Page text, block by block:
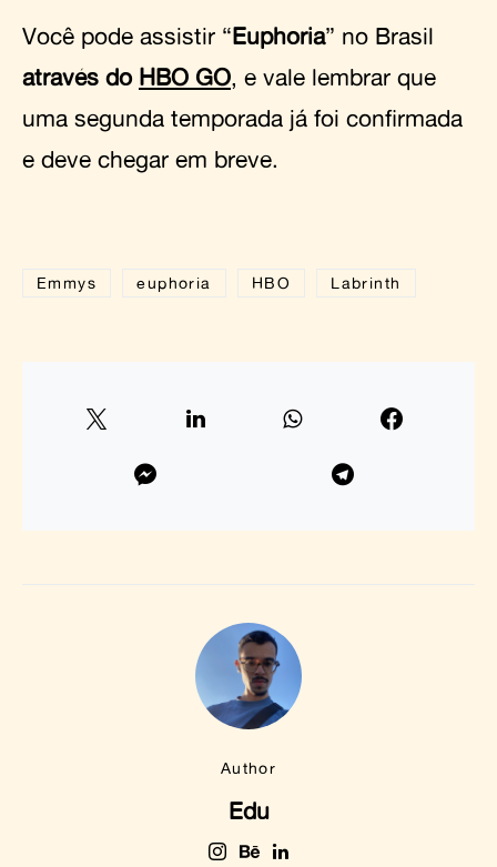
Você pode assistir “Euphoria” no Brasil
através do HBO GO, e vale lembrar que
uma segunda temporada já foi confirmada
e deve chegar em breve.
Emmys euphoria HBO Labrinth
Author
Edu